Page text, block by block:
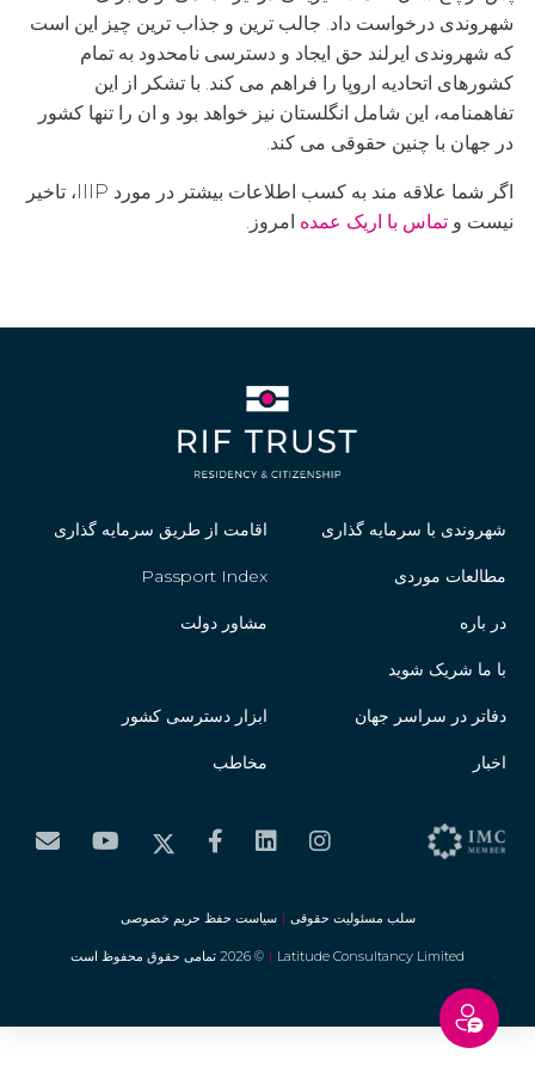
شهروندی درخواست داد. جالب ترین و جذاب ترین چیز این است
که شهروندی ایرلند حق ایجاد و دسترسی نامحدود به تمام
کشورهای اتحادیه اروپا را فراهم می کند. با تشکر از این
تفاهمنامه، این شامل انگلستان نیز خواهد بود و ان را تنها کشور
در جهان با چنین حقوقی می کند.
اگر شما علاقه مند به کسب اطلاعات بیشتر در مورد IIIP، تاخیر
نیست و تماس با اریک عمده امروز.
شهروندی با سرمایه گذاری اقامت از طریق سرمایه گذاری
مطالعات موردی Passport Index
در باره مشاور دولت
با ما شریک شوید
دفاتر در سراسر جهان ابزار دسترسی کشور
اخبار مخاطب
سلب مسئولیت حقوقی | سیاست حفظ حریم خصوصی
Latitude Consultancy Limited
| © 2026 تمامی حقوق محفوظ است